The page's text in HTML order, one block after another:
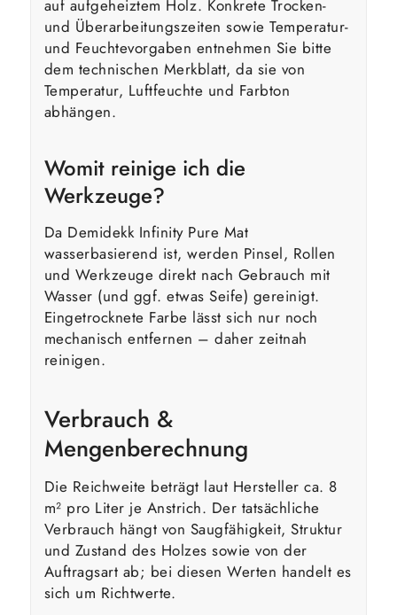
auf aufgeheiztem Holz. Konkrete Trocken-
und Überarbeitungszeiten sowie Temperatur-
und Feuchtevorgaben entnehmen Sie bitte
dem technischen Merkblatt, da sie von
Temperatur, Luftfeuchte und Farbton
abhängen.
Womit reinige ich die
Werkzeuge?
Da Demidekk Infinity Pure Mat
wasserbasierend ist, werden Pinsel, Rollen
und Werkzeuge direkt nach Gebrauch mit
Wasser (und ggf. etwas Seife) gereinigt.
Eingetrocknete Farbe lässt sich nur noch
mechanisch entfernen – daher zeitnah
reinigen.
Verbrauch &
Mengenberechnung
Die Reichweite beträgt laut Hersteller ca. 8
m² pro Liter je Anstrich. Der tatsächliche
Verbrauch hängt von Saugfähigkeit, Struktur
und Zustand des Holzes sowie von der
Auftragsart ab; bei diesen Werten handelt es
sich um Richtwerte.